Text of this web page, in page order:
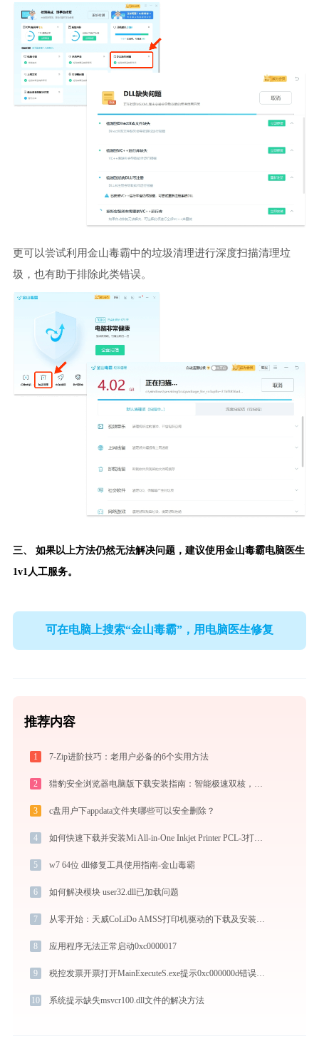
更可以尝试利用金山毒霸中的垃圾清理进行深度扫描清理垃
圾，也有助于排除此类错误。
三、 如果以上方法仍然无法解决问题，建议使用金山毒霸电脑医生
1v1人工服务。
可在电脑上搜索“金山毒霸”，用电脑医生修复
推荐内容
1 7-Zip进阶技巧：老用户必备的6个实用方法
2
3 c盘用户下appdata文件夹哪些可以安全删除？
4 如何快速下载并安装Mi All-in-One Inkjet Printer PCL-3打印机驱动：详细步骤解析
5 w7 64位 dll修复工具使用指南-金山毒霸
6 如何解决模块 user32.dll已加载问题
7
8 应用程序无法正常启动0xc0000017
9 税控发票开票打开MainExecuteS.exe提示0xc000000d错误码怎么办
10 系统提示缺失msvcr100.dll文件的解决方法